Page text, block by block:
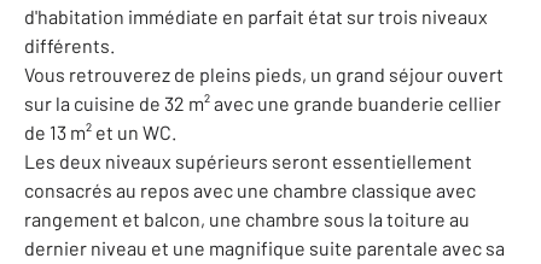
d'habitation immédiate en parfait état sur trois niveaux
différents.
Vous retrouverez de pleins pieds, un grand séjour ouvert
sur la cuisine de 32 m² avec une grande buanderie cellier
de 13 m² et un WC.
Les deux niveaux supérieurs seront essentiellement
consacrés au repos avec une chambre classique avec
rangement et balcon, une chambre sous la toiture au
dernier niveau et une magnifique suite parentale avec sa